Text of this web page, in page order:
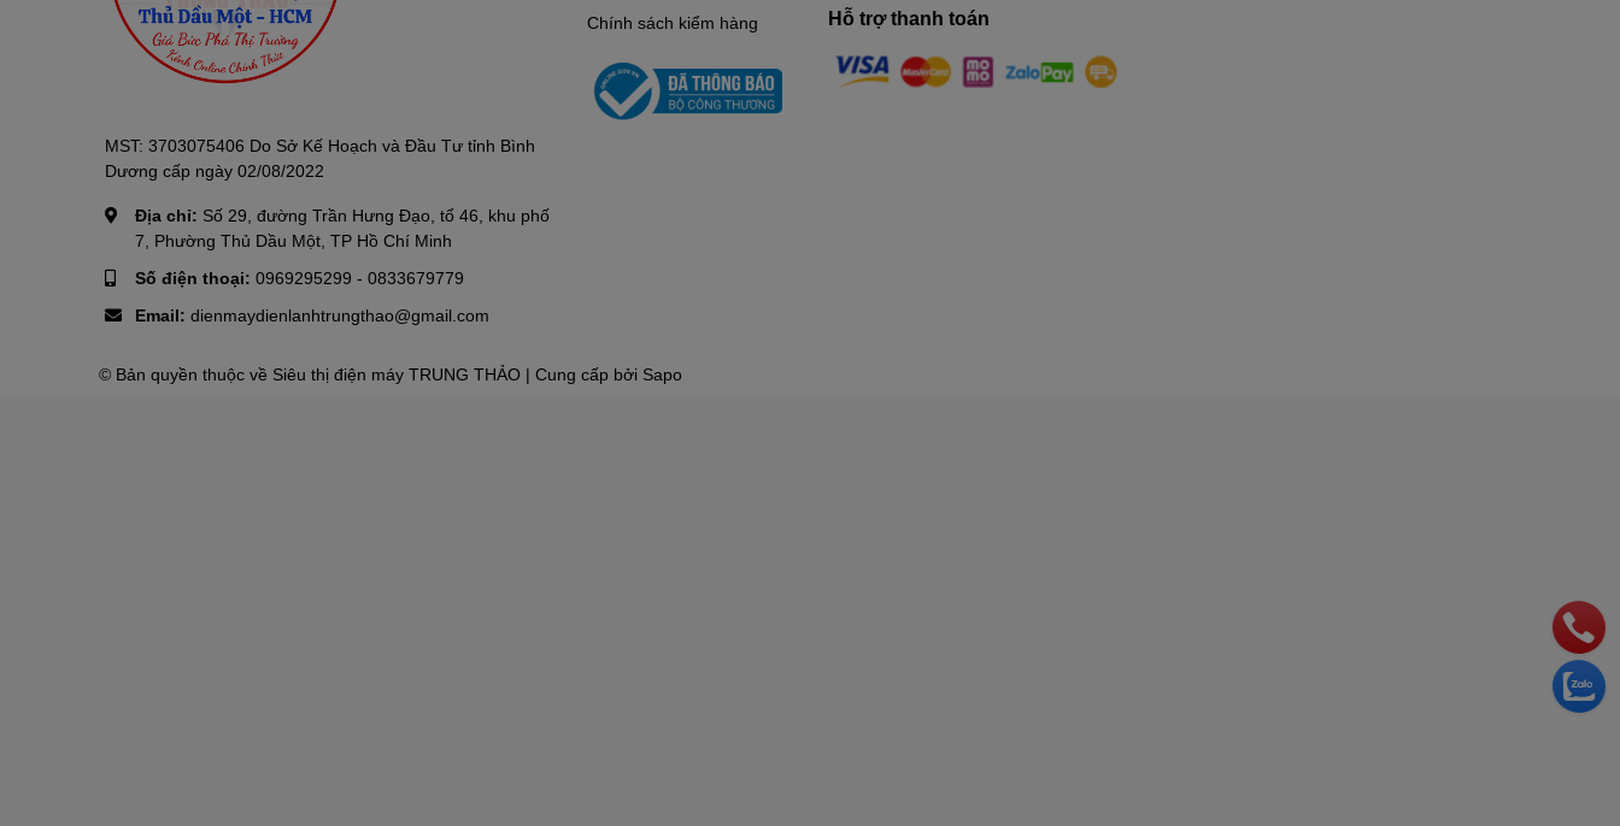
MST: 3703075406 Do Sở Kế Hoạch và Đầu Tư tỉnh Bình
Dương cấp ngày 02/08/2022
Địa chỉ: Số 29, đường Trần Hưng Đạo, tổ 46, khu phố
7, Phường Thủ Dầu Một, TP Hồ Chí Minh
Số điện thoại: 0969295299 - 0833679779
Email: dienmaydienlanhtrungthao@gmail.com
Chính sách kiểm hàng
Hỗ trợ thanh toán
© Bản quyền thuộc về Siêu thị điện máy TRUNG THẢO | Cung cấp bởi Sapo